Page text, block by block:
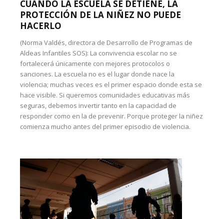
CUANDO LA ESCUELA SE DETIENE, LA
PROTECCIÓN DE LA NIÑEZ NO PUEDE
HACERLO
(Norma Valdés, directora de Desarrollo de Programas de
Aldeas Infantiles SOS): La convivencia escolar no se
fortalecerá únicamente con mejores protocolos o
sanciones. La escuela no es el lugar donde nace la
violencia; muchas veces es el primer espacio donde esta se
hace visible. Si queremos comunidades educativas más
seguras, debemos invertir tanto en la capacidad de
responder como en la de prevenir. Porque proteger la niñez
comienza mucho antes del primer episodio de violencia.